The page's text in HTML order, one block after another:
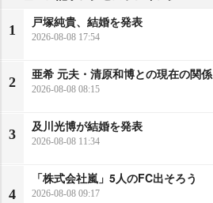
1
戸塚純貴、結婚を発表
2026-08-08 17:54
2
亜希 元夫・清原和博との現在の関係
2026-08-08 08:15
3
及川光博が結婚を発表
2026-08-08 11:34
4
「株式会社嵐」5人のFC出そろう
2026-08-08 09:17